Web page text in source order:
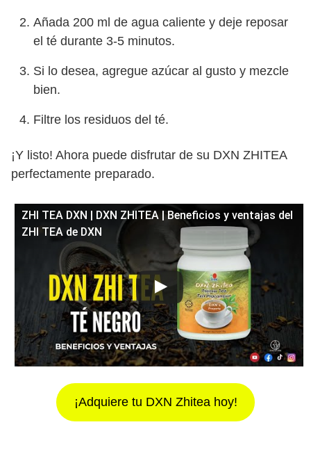
Añada 200 ml de agua caliente y deje reposar
el té durante 3-5 minutos.
Si lo desea, agregue azúcar al gusto y mezcle
bien.
Filtre los residuos del té.
¡Y listo! Ahora puede disfrutar de su DXN ZHITEA
perfectamente preparado.
ZHI TEA DXN | DXN ZHITEA | Beneficios y ventajas del
ZHI TEA de DXN
¡Adquiere tu DXN Zhitea hoy!